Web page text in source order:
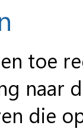
toe
naar
die